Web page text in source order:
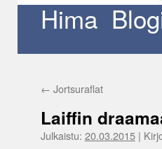
Hima
← Jortsuraflat
Laiffin
Julkaistu: 20.03.2015|